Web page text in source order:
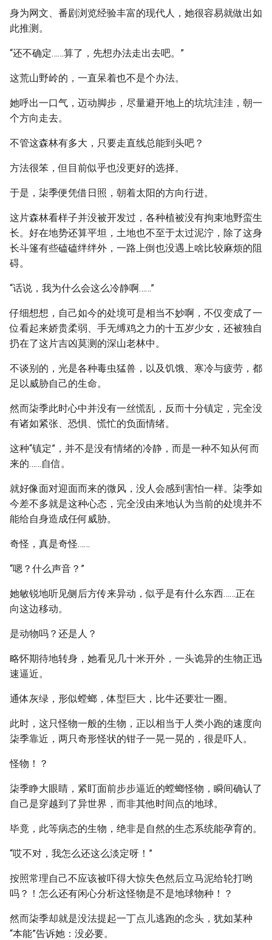
身为网文、番剧浏览经验丰富的现代人，她很容易就做出如
此推测。
“还不确定……算了，先想办法走出去吧。”
这荒山野岭的，一直呆着也不是个办法。
她呼出一口气，迈动脚步，尽量避开地上的坑坑洼洼，朝一
个方向走去。
不管这森林有多大，只要走直线总能到头吧？
方法很笨，但目前似乎也没更好的选择。
于是，柒季便凭借日照，朝着太阳的方向行进。
这片森林看样子并没被开发过，各种植被没有拘束地野蛮生
长。好在地势还算平坦，土地也不至于太过泥泞，除了这身
长斗篷有些磕磕绊绊外，一路上倒也没遇上啥比较麻烦的阻
碍。
“话说，我为什么会这么冷静啊……”
仔细想想，自己如今的处境可是相当不妙啊，不仅变成了一
位看起来娇贵柔弱、手无缚鸡之力的十五岁少女，还被独自
扔在了这片吉凶莫测的深山老林中。
不谈别的，光是各种毒虫猛兽，以及饥饿、寒冷与疲劳，都
足以威胁自己的生命。
然而柒季此时心中并没有一丝慌乱，反而十分镇定，完全没
有诸如紧张、恐惧、慌忙的负面情绪。
这种“镇定”，并不是没有情绪的冷静，而是一种不知从何而
来的……自信。
就好像面对迎面而来的微风，没人会感到害怕一样。柒季如
今差不多就是这种心态，完全没由来地认为当前的处境并不
能给自身造成任何威胁。
奇怪，真是奇怪……
“嗯？什么声音？”
她敏锐地听见侧后方传来异动，似乎是有什么东西……正在
向这边移动。
是动物吗？还是人？
略怀期待地转身，她看见几十米开外，一头诡异的生物正迅
速逼近。
通体灰绿，形似螳螂，体型巨大，比牛还要壮一圈。
此时，这只怪物一般的生物，正以相当于人类小跑的速度向
柒季靠近，两只奇形怪状的钳子一晃一晃的，很是吓人。
怪物！？
柒季睁大眼睛，紧盯面前步步逼近的螳螂怪物，瞬间确认了
自己是穿越到了异世界，而非其他时间点的地球。
毕竟，此等病态的生物，绝非是自然的生态系统能孕育的。
“哎不对，我怎么还这么淡定呀！”
按照常理自己不应该被吓得大惊失色然后立马泥给轮打哟
吗？！怎么还有闲心分析这怪物是不是地球物种！？
然而柒季却就是没法提起一丁点儿逃跑的念头，犹如某种
“本能”告诉她：没必要。